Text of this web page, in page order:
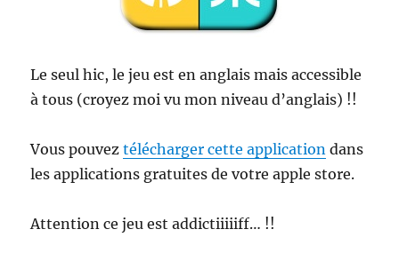
Le seul hic, le jeu est en anglais mais accessible
à tous (croyez moi vu mon niveau d’anglais) !!
Vous pouveztélécharger cette application dans
les applications gratuites de votre apple store.
Attention ce jeu est addictiiiiiff… !!